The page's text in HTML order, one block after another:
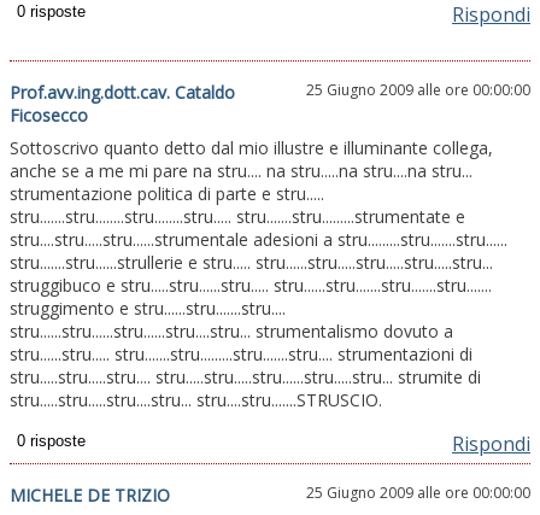
Rispondi
Prof.avv.ing.dott.cav. Cataldo
Ficosecco
25 Giugno 2009 alle ore 00:00:00
Sottoscrivo quanto detto dal mio illustre e illuminante collega,
anche se a me mi pare na stru.... na stru.....na stru....na stru...
strumentazione politica di parte e stru.....
stru.......stru........stru........stru..... stru.......stru.........strumentate e
stru....stru.....stru......strumentale adesioni a stru.........stru.......stru......
stru.......stru......strullerie e stru..... stru......stru.....stru.....stru.....stru...
struggibuco e stru.....stru......stru..... stru......stru.......stru.......stru.......
struggimento e stru......stru.......stru....
stru......stru......stru......stru....stru... strumentalismo dovuto a
stru......stru..... stru.......stru.........stru.......stru.... strumentazioni di
stru.....stru.....stru.... stru.....stru.....stru......stru.....stru... strumite di
stru.....stru.....stru....stru... stru....stru.......STRUSCIO.
Rispondi
MICHELE DE TRIZIO 25 Giugno 2009 alle ore 00:00:00